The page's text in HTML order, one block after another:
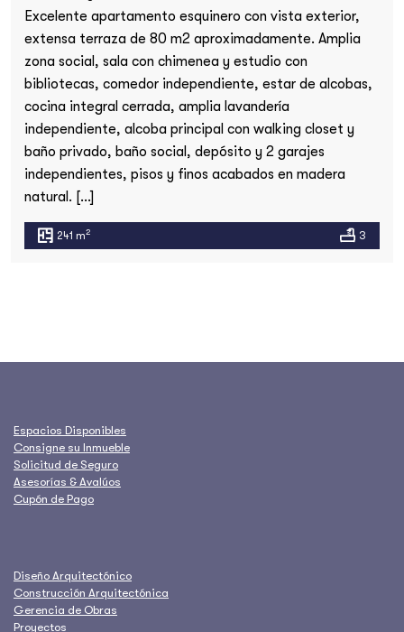
Excelente apartamento esquinero con vista exterior,
extensa terraza de 80 m2 aproximadamente. Amplia
zona social, sala con chimenea y estudio con
bibliotecas, comedor independiente, estar de alcobas,
cocina integral cerrada, amplia lavandería
independiente, alcoba principal con walking closet y
baño privado, baño social, depósito y 2 garajes
independientes, pisos y finos acabados en madera
natural. […]
241 m2 3
Espacios Disponibles
Consigne su Inmueble
Solicitud de Seguro
Asesorías & Avalúos
Cupón de Pago
Diseño Arquitectónico
Construcción Arquitectónica
Gerencia de Obras
Proyectos